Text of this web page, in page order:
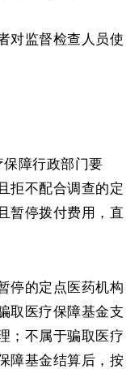
对监督检查人员使
障行政部门要
拒不配合调查的定
暂停拨付费用，直
停的定点医药机构
取医疗保障基金支
；不属于骗取医疗
障基金结算后，按